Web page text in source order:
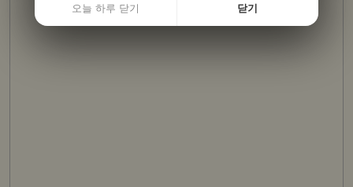
오늘 하루 닫기 닫기
오늘 하루 닫기 닫기